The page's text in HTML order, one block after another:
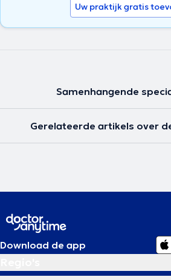
Uw praktijk gratis
Samenhangende
Gerelateerde artikels over
Download de app